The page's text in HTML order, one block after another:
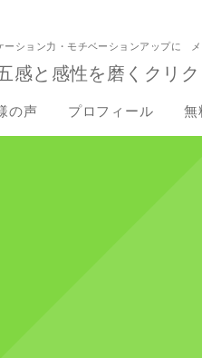
ション力・モチベーションアップに
と感性を磨くクリ
の声 プロフィール 無